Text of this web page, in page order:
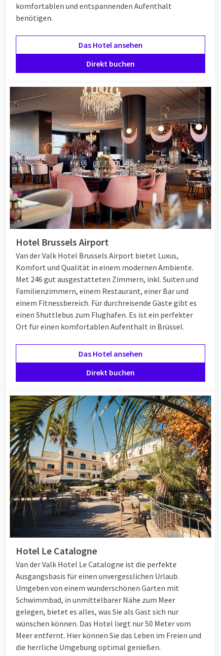
komfortablen und entspannenden Aufenthalt
benötigen.
Das Hotel ansehen
Direkt buchen
Hotel Brussels Airport
Van der Valk Hotel Brussels Airport bietet Luxus,
Komfort und Qualität in einem modernen Ambiente.
Met 246 gut ausgestatteten Zimmern, inkl. Suiten und
Familienzimmern, einem Restaurant, einer Bar und
einem Fitnessbereich. Für durchreisende Gäste gibt es
einen Shuttlebus zum Flughafen. Es ist ein perfekter
Ort für einen komfortablen Aufenthalt in Brüssel.
Das Hotel ansehen
Direkt buchen
Hotel Le Catalogne
Van der Valk Hotel Le Catalogne ist die perfekte
Ausgangsbasis für einen unvergesslichen Urlaub.
Umgeben von einem wunderschönen Garten mit
Schwimmbad, in unmittelbarer Nähe zum Meer
gelegen, bietet es alles, was Sie als Gast sich nur
wünschen können. Das Hotel liegt nur 50 Meter vom
Meer entfernt. Hier können Sie das Leben im Freien und
die herrliche Umgebung optimal genießen.